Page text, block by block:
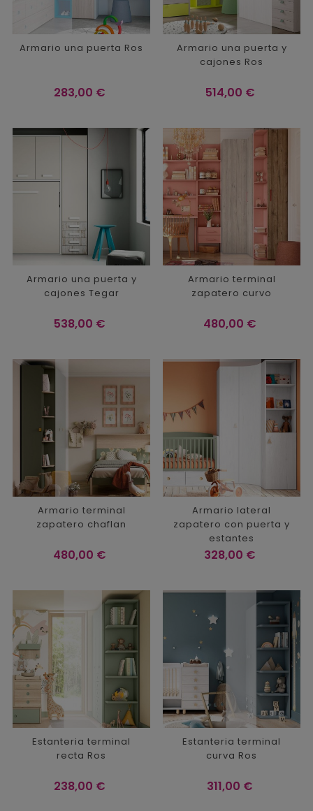
Armario una puerta Ros
Precio
283,00 €
Armario una puerta y
cajones Ros
Precio
514,00 €
Armario una puerta y
cajones Tegar
Precio
538,00 €
Armario terminal
zapatero curvo
Precio
480,00 €
Armario terminal
zapatero chaflan
Precio
480,00 €
Armario lateral
zapatero con puerta y
estantes
Precio
328,00 €
Estanteria terminal
recta Ros
Precio
238,00 €
Estanteria terminal
curva Ros
Precio
311,00 €